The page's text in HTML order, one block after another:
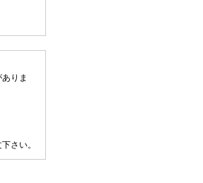
りま
さい。